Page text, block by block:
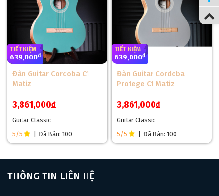
TIẾT KIỆM
639,000đ
Đàn Guitar Cordoba C1
Matiz
3,861,000đ
Guitar Classic
5/5
Đã Bán: 100
TIẾT KIỆM
639,000đ
Đàn Guitar Cordoba
Protege C1 Matiz
3,861,000đ
Guitar Classic
5/5
Đã Bán: 100
THÔNG TIN LIÊN HỆ